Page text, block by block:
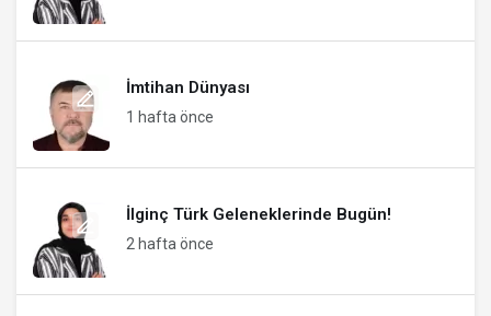
İmtihan Dünyası
1 hafta önce
İlginç Türk Geleneklerinde Bugün!
2 hafta önce